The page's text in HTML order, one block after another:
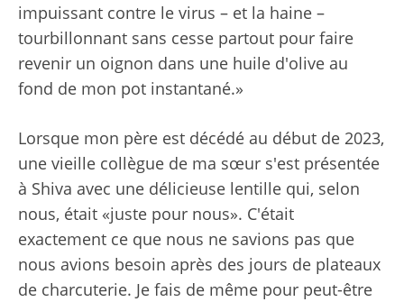
impuissant contre le virus – et la haine –
tourbillonnant sans cesse partout pour faire
revenir un oignon dans une huile d'olive au
fond de mon pot instantané.»
Lorsque mon père est décédé au début de 2023,
une vieille collègue de ma sœur s'est présentée
à Shiva avec une délicieuse lentille qui, selon
nous, était «juste pour nous». C'était
exactement ce que nous ne savions pas que
nous avions besoin après des jours de plateaux
de charcuterie. Je fais de même pour peut-être